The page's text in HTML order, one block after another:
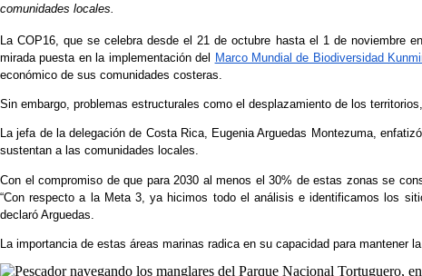
comunidades locales.
La COP16, que se celebra desde el 21 de octubre hasta el 1 de noviembre
mirada puesta en la implementación del
Marco Mundial de Biodiversidad
económico de sus comunidades costeras.
Sin embargo, problemas estructurales como el desplazamiento de los
La jefa de la delegación de Costa Rica, Eugenia Arguedas Montezuma,
sustentan a las comunidades locales.
Con el compromiso de que para 2030 al menos el 30% de estas zonas se
“Con respecto a la Meta 3, ya hicimos todo el análisis e identificamos los
declaró Arguedas.
La importancia de estas áreas marinas radica en su capacidad para